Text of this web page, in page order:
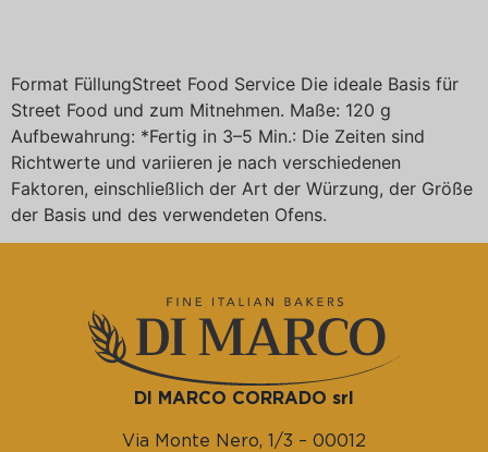
Format FüllungStreet Food Service Die ideale Basis für
Street Food und zum Mitnehmen. Maße: 120 g
Aufbewahrung: *Fertig in 3–5 Min.: Die Zeiten sind
Richtwerte und variieren je nach verschiedenen
Faktoren, einschließlich der Art der Würzung, der Größe
der Basis und des verwendeten Ofens.
DI MARCO CORRADO srl
Via Monte Nero, 1/3 – 00012